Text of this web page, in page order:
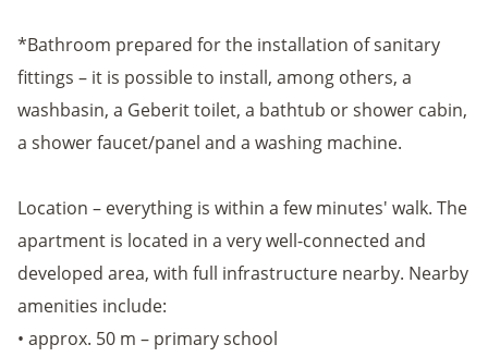
*Bathroom prepared for the installation of sanitary
fittings – it is possible to install, among others, a
washbasin, a Geberit toilet, a bathtub or shower cabin,
a shower faucet/panel and a washing machine.
Location – everything is within a few minutes' walk. The
apartment is located in a very well-connected and
developed area, with full infrastructure nearby. Nearby
amenities include:
• approx. 50 m – primary school